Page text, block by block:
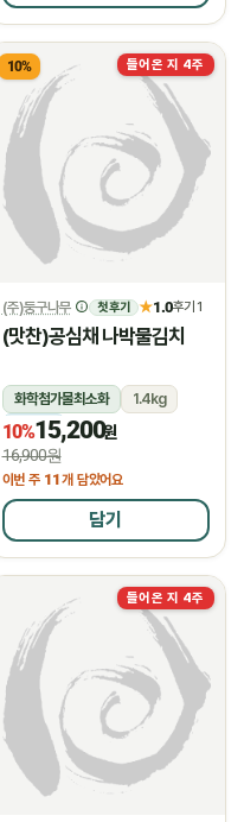
들어온 지 4주
10%
(주)둥구나무 첫 후기 ★1.0후기 1
(맛찬)공심채 나박물김치
화학첨가물최소화
1.4kg
냉장
10%15,200원
16,900원
이번 주 11개 담았어요
담기
들어온 지 4주